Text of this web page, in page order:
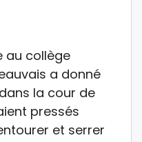
au collège
a donné
la cour de
pressés
et serrer